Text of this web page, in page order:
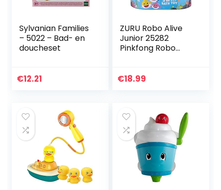
Sylvanian Families
– 5022 – Bad- en
doucheset
€12.21
ZURU Robo Alive
Junior 25282
Pinkfong Robo
geel
€18.99